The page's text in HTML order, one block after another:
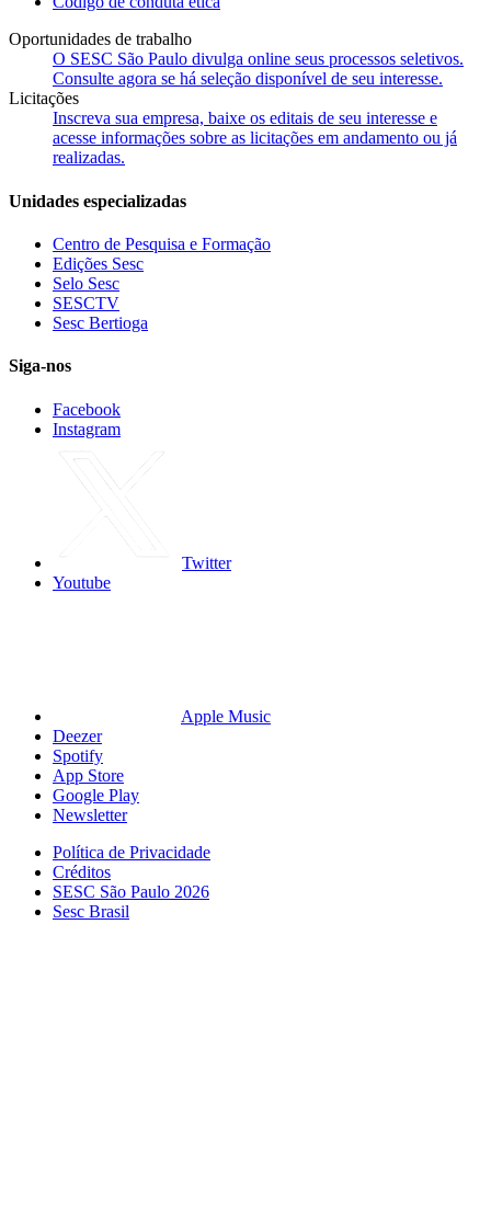
Oportunidades de trabalho
O SESC São Paulo divulga online seus processos seletivos.
Consulte agora se há seleção disponível de seu interesse.
Licitações
Inscreva sua empresa, baixe os editais de seu interesse e
acesse informações sobre as licitações em andamento ou já
realizadas.
Unidades especializadas
Centro de Pesquisa e Formação
Edições Sesc
Selo Sesc
SESCTV
Sesc Bertioga
Siga-nos
Facebook
Instagram
Twitter
Youtube
Apple Music
Deezer
Spotify
App Store
Google Play
Newsletter
Política de Privacidade
Créditos
SESC São Paulo 2026
Sesc Brasil